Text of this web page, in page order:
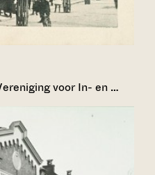
voor In- en …